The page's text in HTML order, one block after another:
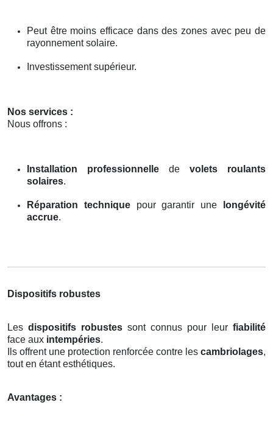
Peut être moins efficace dans des zones avec peu de
rayonnement solaire.
Investissement supérieur.
Nos services :
Nous offrons :
Installation professionnelle de volets roulants
solaires.
Réparation techniquepour garantir une
longévité
accrue.
Dispositifs robustes
Les dispositifs robustes sont connus pour leur fiabilité
face aux intempéries.
Ils offrent une protection renforcée contre les cambriolages,
tout en étant esthétiques.
Avantages :